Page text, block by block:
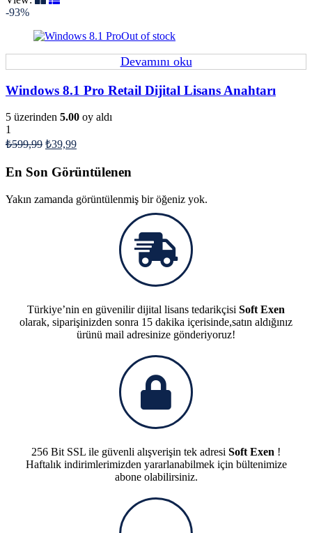
-93%
Out of stock
Devamını oku
Windows 8.1 Pro Retail Dijital Lisans Anahtarı
5 üzerinden 5.00 oy aldı
1
₺599,99 ₺39,99
En Son Görüntülenen
Yakın zamanda görüntülenmiş bir öğeniz yok.
Türkiye’nin en güvenilir dijital lisans tedarikçisi Soft Exen
olarak, siparişinizden sonra 15 dakika içerisinde,satın aldığınız
ürünü mail adresinize gönderiyoruz!
256 Bit SSL ile güvenli alışverişin tek adresi Soft Exen !
Haftalık indirimlerimizden yararlanabilmek için bültenimize
abone olabilirsiniz.